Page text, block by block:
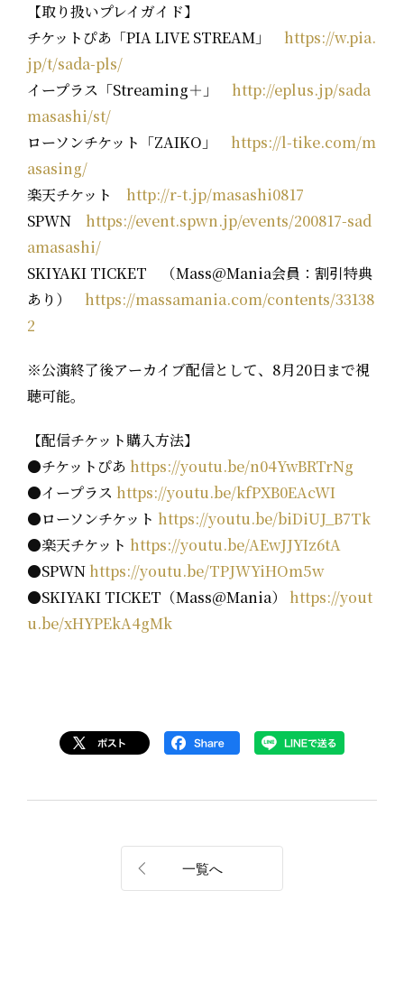
【取り扱いプレイガイド】
チケットぴあ「PIA LIVE STREAM」 https://w.pia.
jp/t/sada-pls/
イープラス「Streaming＋」 http://eplus.jp/sada
masashi/st/
ローソンチケット「ZAIKO」 https://l-tike.com/m
asasing/
楽天チケット http://r-t.jp/masashi0817
SPWN https://event.spwn.jp/events/200817-sad
amasashi/
SKIYAKI TICKET （Mass@Mania会員：割引特典
あり） https://massamania.com/contents/33138
2
※公演終了後アーカイブ配信として、8月20日まで視
聴可能。
【配信チケット購入方法】
●チケットぴあ https://youtu.be/n04YwBRTrNg
●イープラス https://youtu.be/kfPXB0EAcWI
●ローソンチケット https://youtu.be/biDiUJ_B7Tk
●楽天チケット https://youtu.be/AEwJJYIz6tA
●SPWNhttps://youtu.be/TPJWYiHOm5w
●SKIYAKI TICKET（Mass@Mania） https://yout
u.be/xHYPEkA4gMk
一覧へ